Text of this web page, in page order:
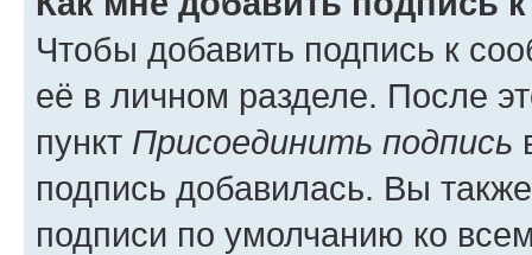
Чтобы добавить подпись к
её в личном разделе. После
пункт Присоединить подпись
подпись добавилась. Вы
подписи по умолчанию ко